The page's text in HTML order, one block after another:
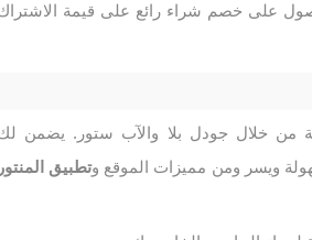
على خصم شراء رائع على قيمة
من خلال جودل بلا والآب ستور. يضمن
ويسر ومن مميزات الموقع وتطبيق المنتور